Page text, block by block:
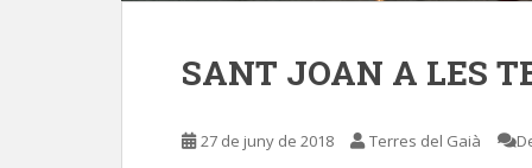
SANT JOAN A LES
27 de juny de 2018 Terres del Gaià